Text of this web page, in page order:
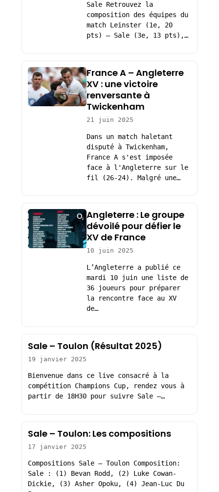
Sale Retrouvez la
composition des équipes du
match Leinster (1e, 20
pts) – Sale (3e, 13 pts),…
France A – Angleterre
XV : une victoire
renversante à
Twickenham
21 juin 2025
Dans un match haletant
disputé à Twickenham,
France A s'est imposée
face à l'Angleterre sur le
fil (26-24). Malgré une…
Angleterre : Le groupe
dévoilé pour défier le
XV de France
10 juin 2025
L’Angleterre a publié ce
mardi 10 juin une liste de
36 joueurs pour préparer
la rencontre face au XV
de…
Sale – Toulon (Résultat 2025)
19 janvier 2025
Bienvenue dans ce live consacré à la
compétition Champions Cup, rendez vous à
partir de 18H30 pour suivre Sale –…
Sale – Toulon: Les compositions
17 janvier 2025
Compositions Sale – Toulon Composition:
Sale : (1) Bevan Rodd, (2) Luke Cowan-
Dickie, (3) Asher Opoku, (4) Jean-Luc Du